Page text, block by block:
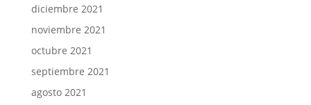
diciembre 2021
noviembre 2021
octubre 2021
septiembre 2021
agosto 2021